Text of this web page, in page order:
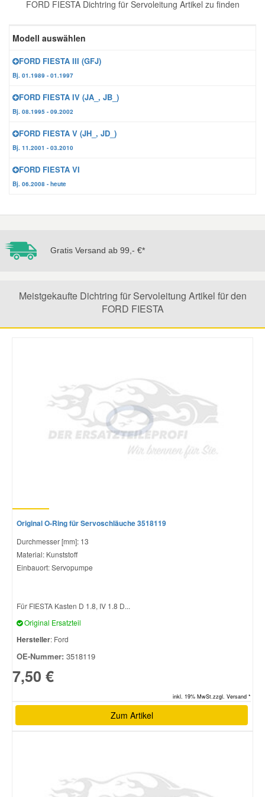
FORD FIESTA Dichtring für Servoleitung Artikel zu finden
Modell auswählen
FORD FIESTA III (GFJ)
Bj. 01.1989 - 01.1997
FORD FIESTA IV (JA_, JB_)
Bj. 08.1995 - 09.2002
FORD FIESTA V (JH_, JD_)
Bj. 11.2001 - 03.2010
FORD FIESTA VI
Bj. 06.2008 - heute
Gratis Versand ab 99,- €*
Meistgekaufte Dichtring für Servoleitung Artikel für den
FORD FIESTA
Original O-Ring für Servoschläuche 3518119
Durchmesser [mm]: 13
Material: Kunststoff
Einbauort: Servopumpe
Für FIESTA Kasten D 1.8, IV 1.8 D...
Original Ersatzteil
Hersteller: Ford
OE-Nummer: 3518119
7,50 €
inkl. 19% MwSt.zzgl. Versand *
Zum Artikel
Zündanlage und Glühanlage
Jeep Ersatzteile
Lancia Ersatzteile
Mazda Ersatzteile
Mercedes Ersatzteile
Mitsubishi Ersatzteile
Nissan Ersatzteile
Skoda Ersatzteile
Toyota Ersatzteile
Vauxhall Ersatzteile